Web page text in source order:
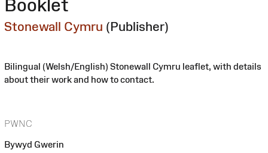
Booklet
Stonewall Cymru (Publisher)
Bilingual (Welsh/English) Stonewall Cymru leaflet, with details
about their work and how to contact.
PWNC
Bywyd Gwerin